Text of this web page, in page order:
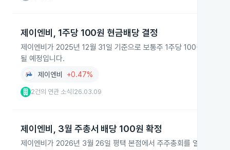
제이엔비, 1주당 100원 현금배당 결정
제이엔비가 2025년 12월 31일 기준으로 보통주 1주당 100원의 현
될 예정입니다.
제이엔비 +0.47%
2건의 연관 소식 26.03.09
제이엔비, 3월 주총서 배당 100원 확정
제이엔비가 2026년 3월 26일 평택 본점에서 주주총회를 열고 21기